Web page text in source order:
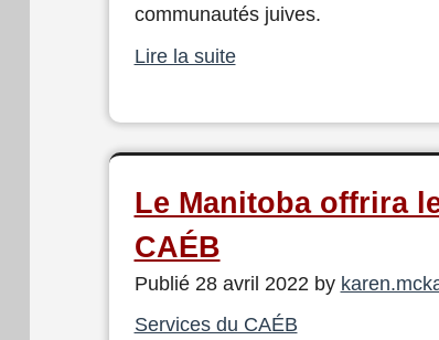
communautés juives.
Lire la suite
Le Manitoba offrira
CAÉB
Publié 28 avril 2022 by
Services du CAÉB